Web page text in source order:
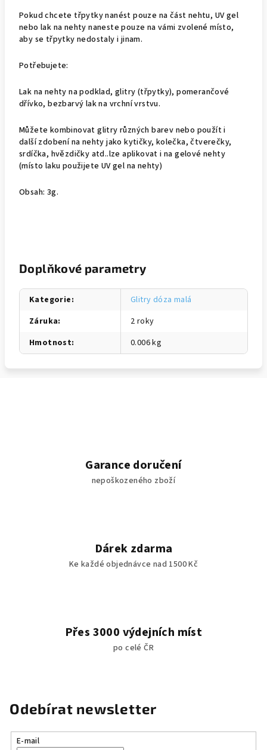
Pokud chcete třpytky nanést pouze na část nehtu, UV gel
nebo lak na nehty naneste pouze na vámi zvolené místo,
aby se třpytky nedostaly i jinam.
Potřebujete:
Lak na nehty na podklad, glitry (třpytky), pomerančové
dřívko, bezbarvý lak na vrchní vrstvu.
Můžete kombinovat glitry různých barev nebo použít i
další zdobení na nehty jako kytičky, kolečka, čtverečky,
srdíčka, hvězdičky atd..lze aplikovat i na gelové nehty
(místo laku použijete UV gel na nehty)
Obsah: 3g.
Doplňkové parametry
Kategorie:
Glitry dóza malá
Záruka:
2 roky
Hmotnost: 0.006 kg
Garance doručení
nepoškozeného zboží
Dárek zdarma
Ke každé objednávce nad 1500 Kč
Přes 3000 výdejních míst
po celé ČR
Odebírat newsletter
E-mail